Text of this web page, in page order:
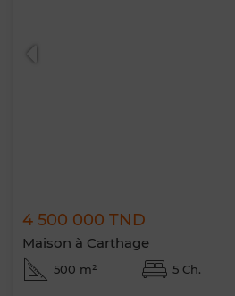
4 500 000 TND
Maison à Carthage
500 m² 5 Ch.